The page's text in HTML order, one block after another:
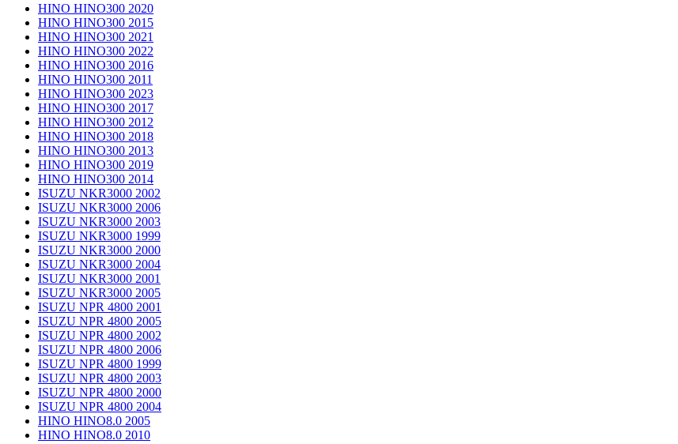
HINO HINO300 2020
HINO HINO300 2015
HINO HINO300 2021
HINO HINO300 2022
HINO HINO300 2016
HINO HINO300 2011
HINO HINO300 2023
HINO HINO300 2017
HINO HINO300 2012
HINO HINO300 2018
HINO HINO300 2013
HINO HINO300 2019
HINO HINO300 2014
ISUZU NKR3000 2002
ISUZU NKR3000 2006
ISUZU NKR3000 2003
ISUZU NKR3000 1999
ISUZU NKR3000 2000
ISUZU NKR3000 2004
ISUZU NKR3000 2001
ISUZU NKR3000 2005
ISUZU NPR 4800 2001
ISUZU NPR 4800 2005
ISUZU NPR 4800 2002
ISUZU NPR 4800 2006
ISUZU NPR 4800 1999
ISUZU NPR 4800 2003
ISUZU NPR 4800 2000
ISUZU NPR 4800 2004
HINO HINO8.0 2005
HINO HINO8.0 2010